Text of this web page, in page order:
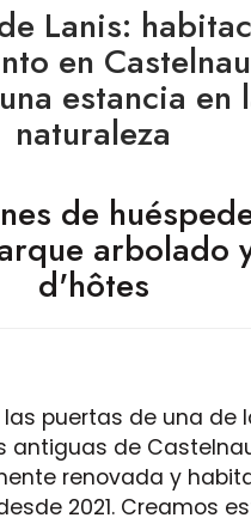
Lanis:
en
estancia en
naturaleza
de
arbolado
d'hôtes
las puertas de una de
antiguas de
renovada y
2021. Creamos